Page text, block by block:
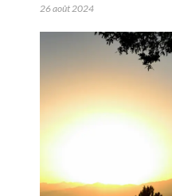
26 août 2024